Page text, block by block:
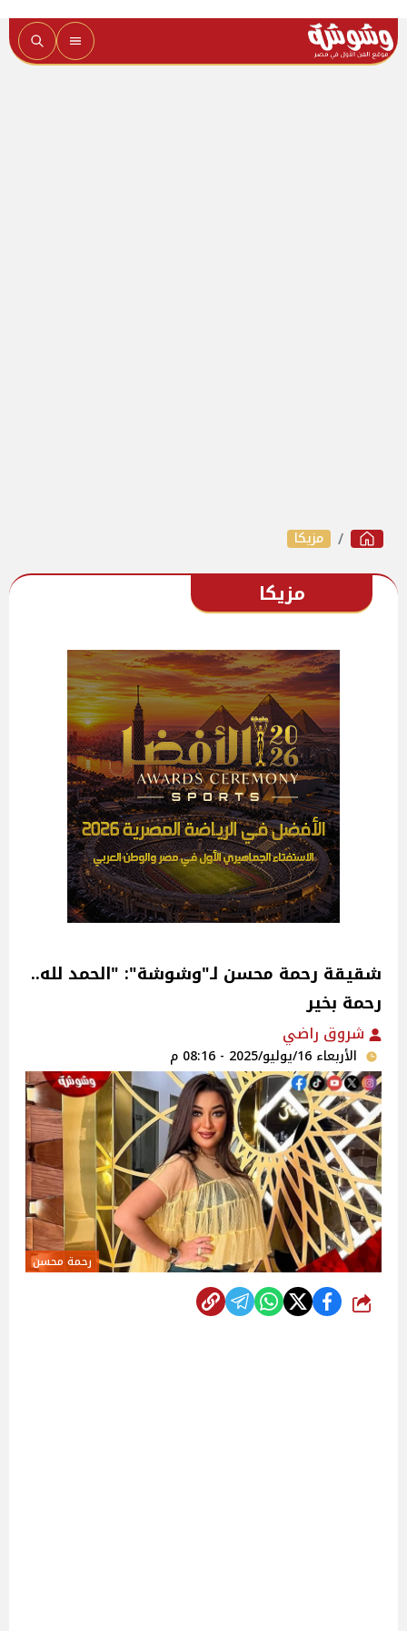
مزيكا
مزيكا
شقيقة رحمة محسن لـ"وشوشة": "الحمد لله..
رحمة بخير‎
شروق راضي
الأربعاء 16/يوليو/2025 - 08:16 م
رحمة محسن
شارك